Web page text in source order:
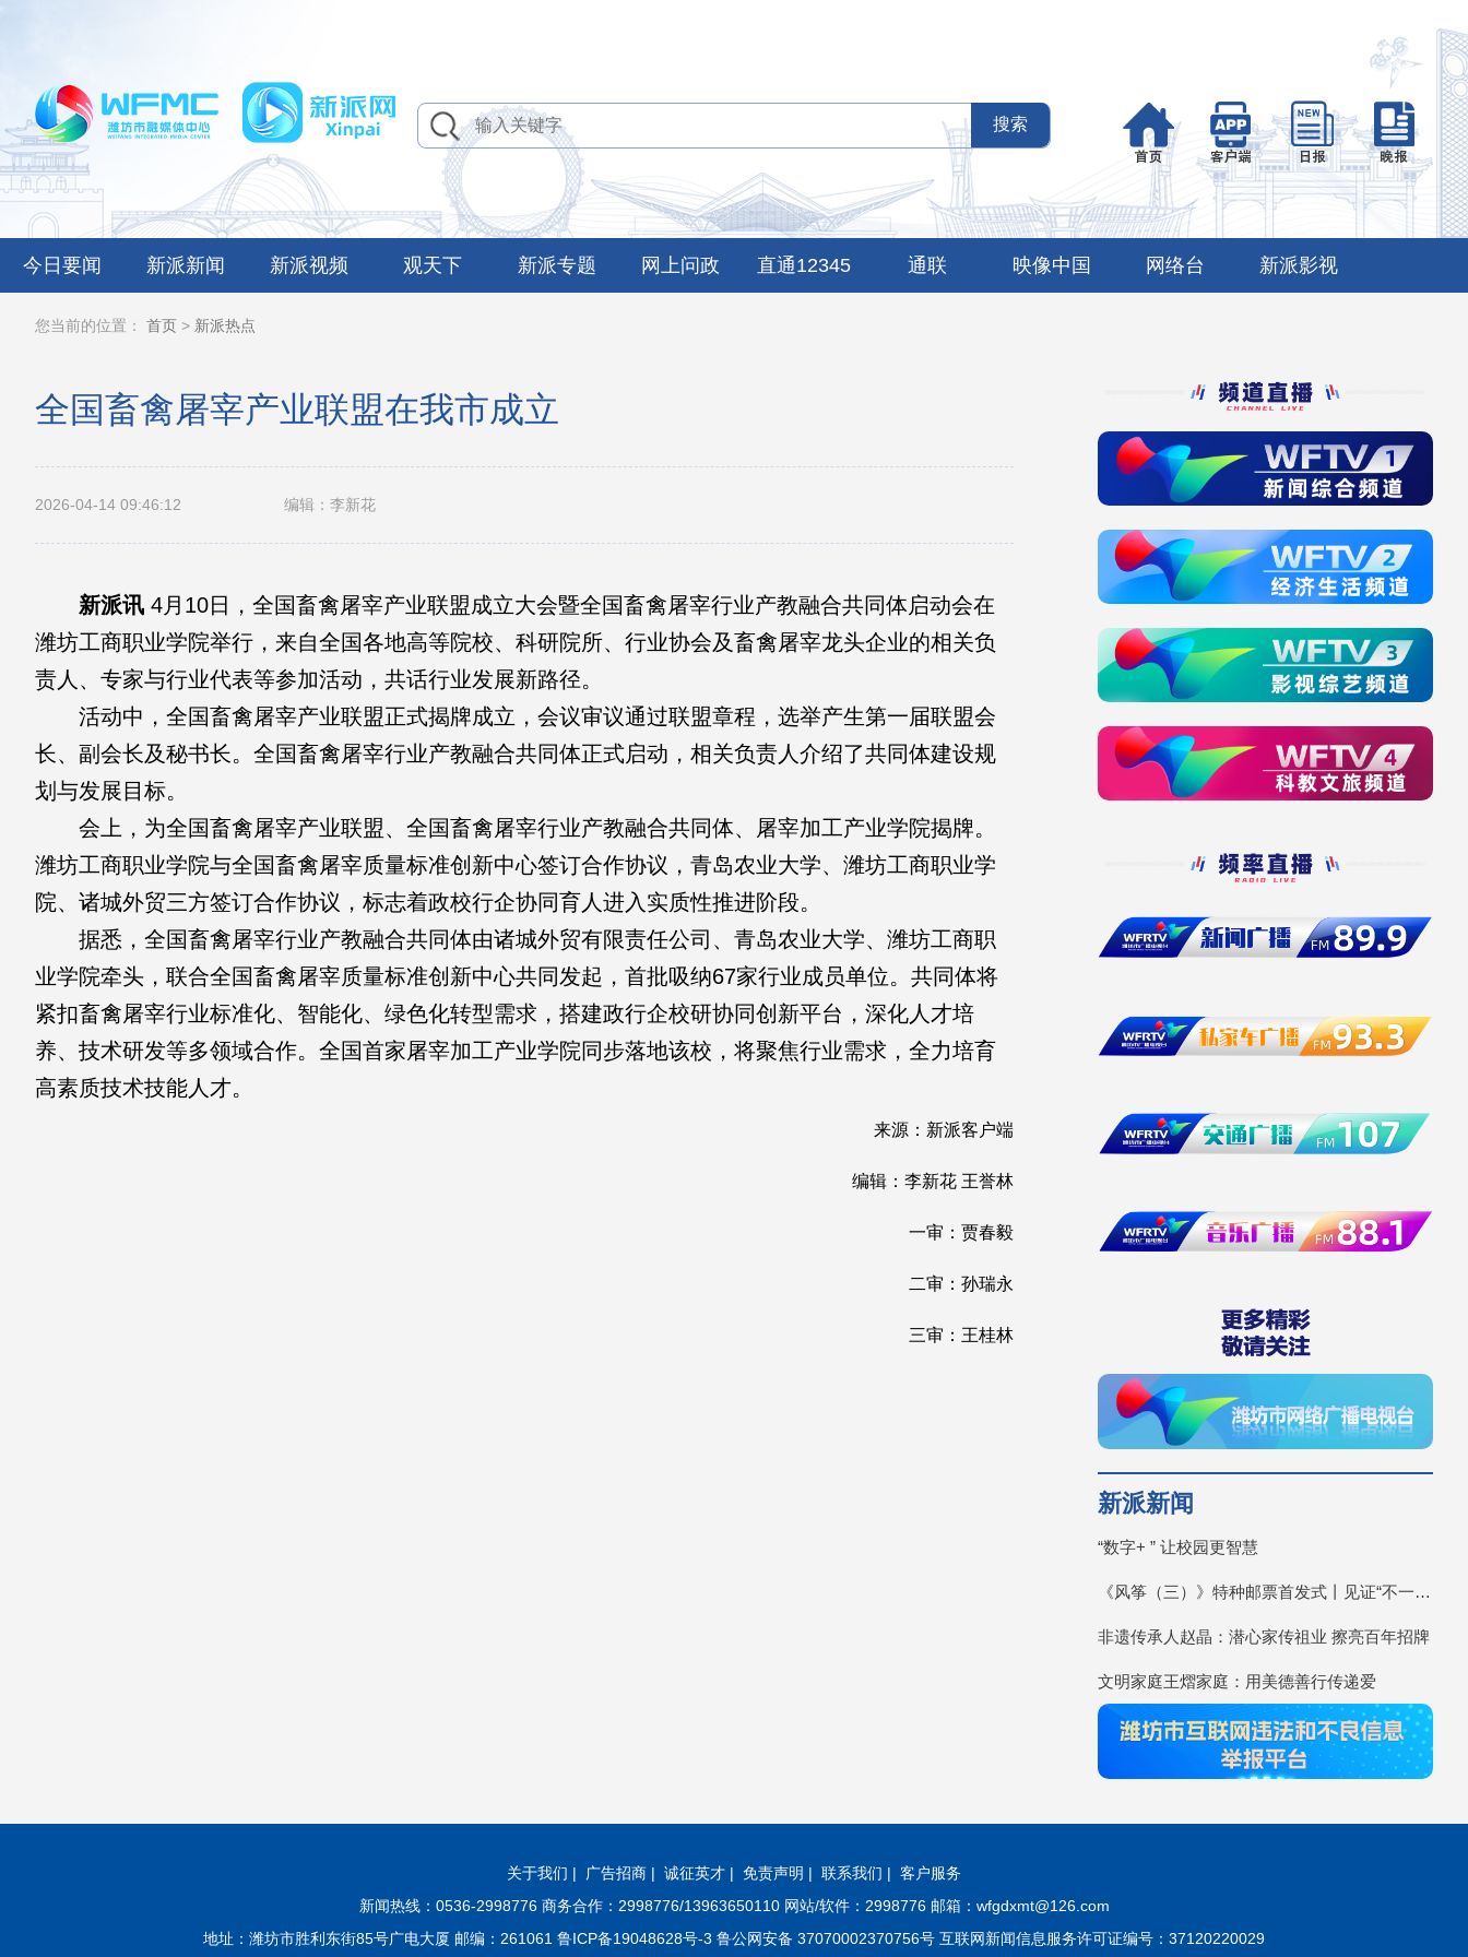
今日要闻 新派新闻 新派视频 观天下 新派专题 网上问政 直通12345 通联 映像中国 网络台 新派影视
您当前的位置： 首页 > 新派热点
全国畜禽屠宰产业联盟在我市成立
2026-04-14 09:46:12 编辑：李新花
新派讯 4月10日，全国畜禽屠宰产业联盟成立大会暨全国畜禽屠宰行业产教融合共同体启动会在
潍坊工商职业学院举行，来自全国各地高等院校、科研院所、行业协会及畜禽屠宰龙头企业的相关负
责人、专家与行业代表等参加活动，共话行业发展新路径。
活动中，全国畜禽屠宰产业联盟正式揭牌成立，会议审议通过联盟章程，选举产生第一届联盟会
长、副会长及秘书长。全国畜禽屠宰行业产教融合共同体正式启动，相关负责人介绍了共同体建设规
划与发展目标。
会上，为全国畜禽屠宰产业联盟、全国畜禽屠宰行业产教融合共同体、屠宰加工产业学院揭牌。
潍坊工商职业学院与全国畜禽屠宰质量标准创新中心签订合作协议，青岛农业大学、潍坊工商职业学
院、诸城外贸三方签订合作协议，标志着政校行企协同育人进入实质性推进阶段。
据悉，全国畜禽屠宰行业产教融合共同体由诸城外贸有限责任公司、青岛农业大学、潍坊工商职
业学院牵头，联合全国畜禽屠宰质量标准创新中心共同发起，首批吸纳67家行业成员单位。共同体将
紧扣畜禽屠宰行业标准化、智能化、绿色化转型需求，搭建政行企校研协同创新平台，深化人才培
养、技术研发等多领域合作。全国首家屠宰加工产业学院同步落地该校，将聚焦行业需求，全力培育
高素质技术技能人才。
来源：新派客户端
编辑：李新花 王誉林
一审：贾春毅
二审：孙瑞永
三审：王桂林
新派新闻
“数字+ ” 让校园更智慧
《风筝（三）》特种邮票首发式丨见证“不一YOUNG的潍坊”
非遗传承人赵晶：潜心家传祖业 擦亮百年招牌
文明家庭王熠家庭：用美德善行传递爱
关于我们 | 广告招商 | 诚征英才 | 免责声明 | 联系我们 | 客户服务
新闻热线：0536-2998776 商务合作：2998776/13963650110 网站/软件：2998776 邮箱：wfgdxmt@126.com
地址：潍坊市胜利东街85号广电大厦 邮编：261061 鲁ICP备19048628号-3 鲁公网安备 37070002370756号 互联网新闻信息服务许可证编号：37120220029